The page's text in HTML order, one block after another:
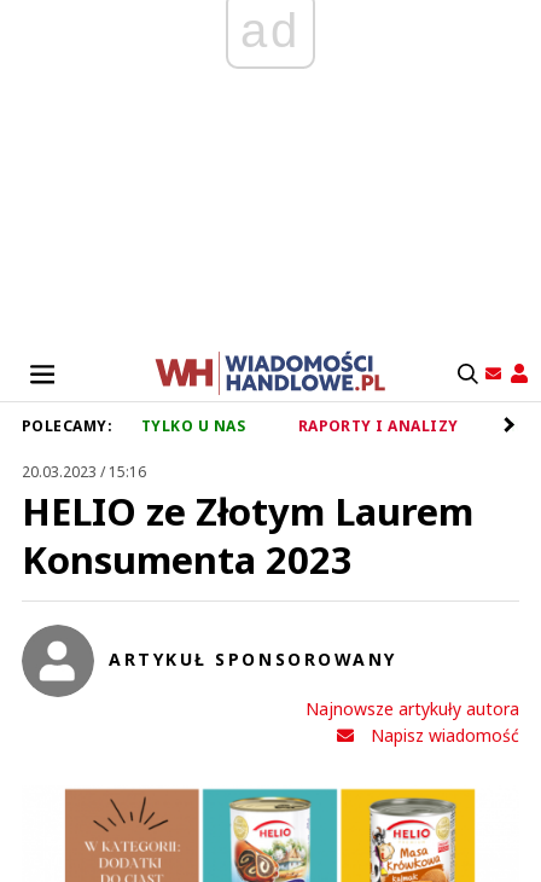
ad
POLECAMY: TYLKO U NAS RAPORTY I ANALIZY
20.03.2023 / 15:16
HELIO ze Złotym Laurem
Konsumenta 2023
ARTYKUŁ SPONSOROWANY
Najnowsze artykuły autora
Napisz wiadomość